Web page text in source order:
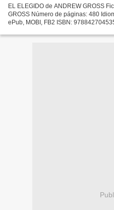
EL ELEGIDO de ANDREW GROSS
GROSS Número de páginas: 480
ePub, MOBI, FB2 ISBN: